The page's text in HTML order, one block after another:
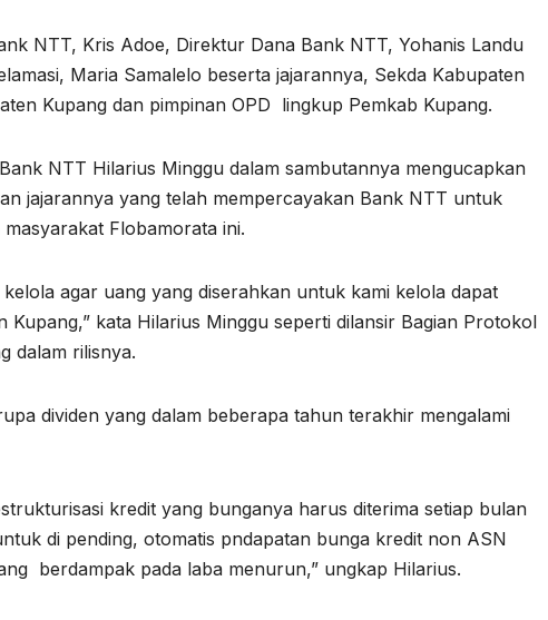
NTT, Kris Adoe, Direktur Dana Bank NTT, Yohanis Landu
Maria Samalelo beserta jajarannya, Sekda Kabupaten
Kupang dan pimpinan OPD lingkup Pemkab Kupang.
NTT Hilarius Minggu dalam sambutannya mengucapkan
jajarannya yang telah mempercayakan Bank NTT untuk
Flobamorata ini.
agar uang yang diserahkan untuk kami kelola dapat
kata Hilarius Minggu seperti dilansir Bagian Protokol
dalam rilisnya.
dividen yang dalam beberapa tahun terakhir mengalami
kredit yang bunganya harus diterima setiap bulan
di pending, otomatis pndapatan bunga kredit non ASN
berdampak pada laba menurun,” ungkap Hilarius.